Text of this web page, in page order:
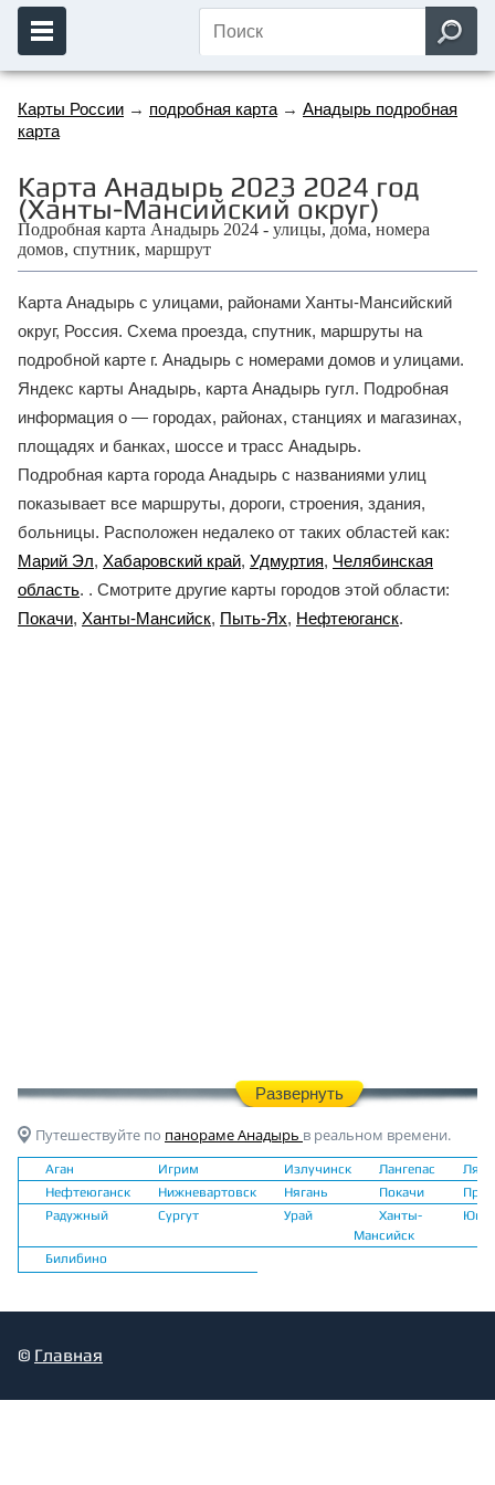
Карты России → подробная карта → Анадырь подробная
карта
Карта Анадырь 2023 2024 год
(Ханты-Мансийский округ)
Подробная карта Анадырь 2024 - улицы, дома, номера
домов, спутник, маршрут
Карта Анадырь с улицами, районами Ханты-Мансийский
округ, Россия. Схема проезда, спутник, маршруты на
подробной карте г. Анадырь с номерами домов и улицами.
Яндекс карты Анадырь, карта Анадырь гугл. Подробная
информация о — городах, районах, станциях и магазинах,
площадях и банках, шоссе и трасс Анадырь.
Подробная карта города Анадырь с названиями улиц
показывает все маршруты, дороги, строения, здания,
больницы. Расположен недалеко от таких областей как:
Марий Эл, Хабаровский край, Удмуртия, Челябинская
область. . Смотрите другие карты городов этой области:
Покачи, Ханты-Мансийск, Пыть-Ях, Нефтеюганск.
Развернуть
Путешествуйте по панораме Анадырь в реальном времени.
Аган Игрим Излучинск Лангепас
Нефтеюганск
Нижневартовск Нягань Покачи
Радужный
Сургут Урай
Ханты-
Мансийск
Билибино
© Главная